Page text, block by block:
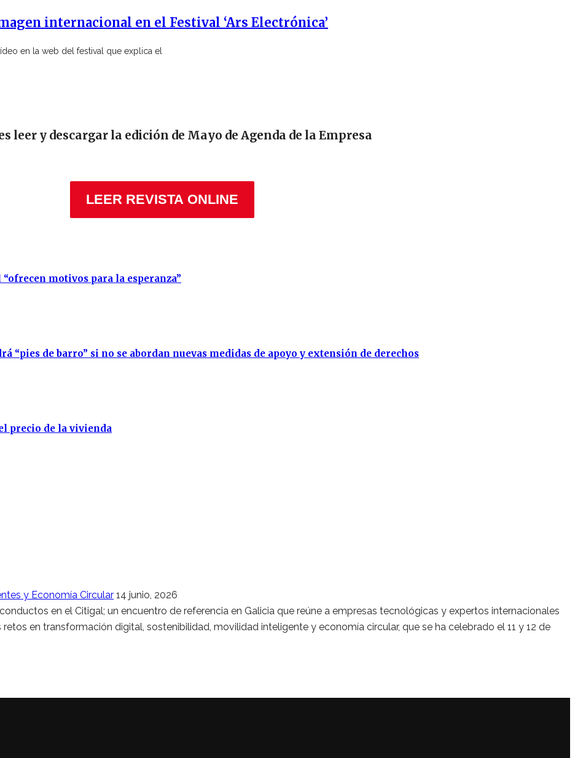
internacional en el Festival ‘Ars Electrónica’
en la web del festival que explica el
leer y descargar la edición de Mayo de Agenda de la Empresa
LEER REVISTA ONLINE
motivos para la esperanza”
“pies de barro” si no se abordan nuevas medidas de apoyo y extensión de derechos
precio de la vivienda
y Economía Circular 14 junio, 2026
en el Citigal; un encuentro de referencia en Galicia que reúne a empresas tecnológicas y expertos internacionales
en transformación digital, sostenibilidad, movilidad inteligente y economía circular, que se ha celebrado el 11 y 12 de